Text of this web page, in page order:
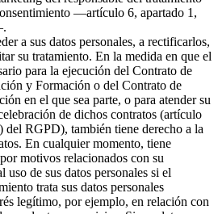
—artículo 6, apartado 1,
a sus datos personales, a rectificarlos,
su tratamiento. En la medida en que el
para la ejecución del Contrato de
y Formación o del Contrato de
en el que sea parte, o para atender su
de dichos contratos (artículo
del RGPD), también tiene derecho a la
En cualquier momento, tiene
motivos relacionados con su
uso de sus datos personales si el
trata sus datos personales
legítimo, por ejemplo, en relación con